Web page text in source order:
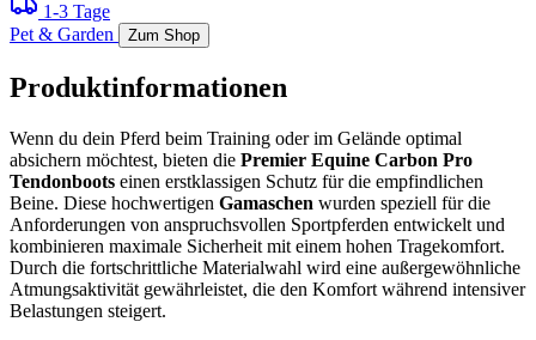
1-3 Tage
Pet & Garden
Zum Shop
Produktinformationen
Wenn du dein Pferd beim Training oder im Gelände optimal
absichern möchtest, bieten die Premier Equine Carbon Pro
Tendonboots einen erstklassigen Schutz für die empfindlichen
Beine. Diese hochwertigen Gamaschen wurden speziell für die
Anforderungen von anspruchsvollen Sportpferden entwickelt und
kombinieren maximale Sicherheit mit einem hohen Tragekomfort.
Durch die fortschrittliche Materialwahl wird eine außergewöhnliche
Atmungsaktivität gewährleistet, die den Komfort während intensiver
Belastungen steigert.